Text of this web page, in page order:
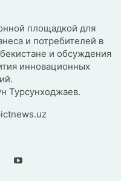
площадкой для
и потребителей в
и обсуждения
инновационных
Турсунходжаев.